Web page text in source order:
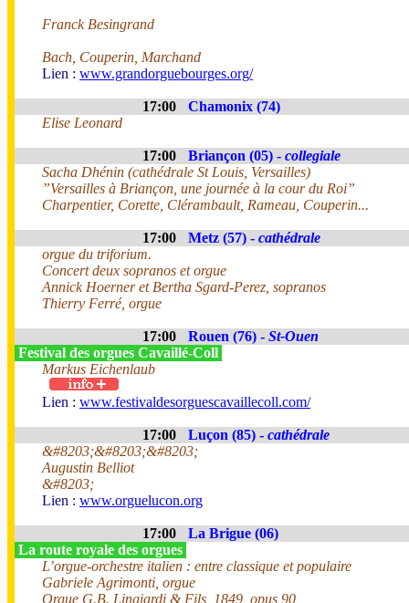
Franck Besingrand
Bach, Couperin, Marchand
Lien : www.grandorguebourges.org/
17:00
Chamonix (74)
Elise Leonard
17:00 Briançon (05) - collegiale
Sacha Dhénin (cathédrale St Louis, Versailles)
”Versailles à Briançon, une journée à la cour du Roi”
Charpentier, Corette, Clérambault, Rameau, Couperin...
17:00 Metz (57) - cathédrale
orgue du triforium.
Concert deux sopranos et orgue
Annick Hoerner et Bertha Sgard-Perez, sopranos
Thierry Ferré, orgue
17:00 Rouen (76) - St-Ouen
Festival des orgues Cavaillé-Coll
Markus Eichenlaub
Lien : www.festivaldesorguescavaillecoll.com/
17:00 Luçon (85) - cathédrale
&#8203;&#8203;&#8203;
Augustin Belliot
&#8203;
Lien : www.orguelucon.org
17:00
La Brigue (06)
La route royale des orgues
L’orgue-orchestre italien : entre classique et populaire
Gabriele Agrimonti, orgue
Orgue G.B. Lingiardi & Fils, 1849, opus 90